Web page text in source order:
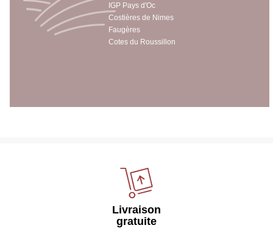
IGP Pays d'Oc
Costières de Nimes
Faugères
Cotes du Roussillon
Livraison
gratuite